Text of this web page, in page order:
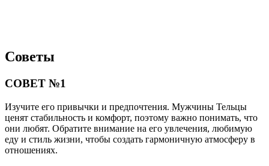
Советы
СОВЕТ №1
Изучите его привычки и предпочтения. Мужчины Тельцы
ценят стабильность и комфорт, поэтому важно понимать, что
они любят. Обратите внимание на его увлечения, любимую
еду и стиль жизни, чтобы создать гармоничную атмосферу в
отношениях.